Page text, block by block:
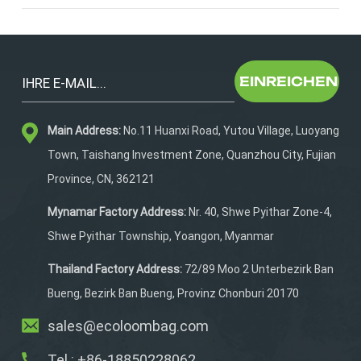
aufzunehmen, einschließlich: Kickboard Zugboje Großes
Quetschen, kein Umräumen – einfach jedes Mal
müheloses Packen. 4. Schnellzugriffstaschen an den
Wasserflaschen, Skibrillen, Sonnencreme, Schlüssel und
kleine Accessoires.5. Strapazierfähige,
wasserabweisende BodenplatteDer extra dicke
Pool und sorgt für eine lange Lebensdauer.6. Gut
sichtbare FarbenWählen Sie aus sechs kräftigen Farben,
ins Auge fallen. Leicht zu erkennen, sicherer für Kinder
und stilvoll für alle.🎒 Perfekt für✔ Tägliches
Triathleten ✔ Schwimmkurse für Kinder ✔ Strand- und
EINREICHEN
Main Address:No.11 Huanxi Road, Yutou Village, Luoyang
Town, Taishang Investment Zone, Quanzhou City, Fujian
Province, CN, 362121
Mynamar Factory Address:Nr. 40, Shwe Pyithar Zone-4,
Shwe Pyithar Township, Yoangon, Myanmar
Thailand Factory Address:72/89 Moo 2 Unterbezirk Ban
Bueng, Bezirk Ban Bueng, Provinz Chonburi 20170
sales@ecoloombag.com